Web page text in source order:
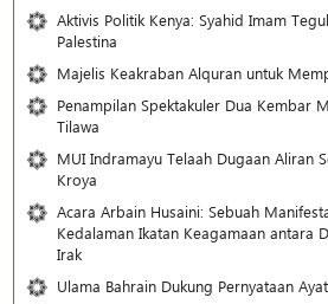
Aktivis Politik Kenya: Syahid Imam
Palestina
Majelis Keakraban Alquran untuk
Penampilan Spektakuler Dua Kembar
Tilawa
MUI Indramayu Telaah Dugaan Aliran
Kroya
Acara Arbain Husaini: Sebuah
Kedalaman Ikatan Keagamaan antara
Irak
Ulama Bahrain Dukung Pernyataan